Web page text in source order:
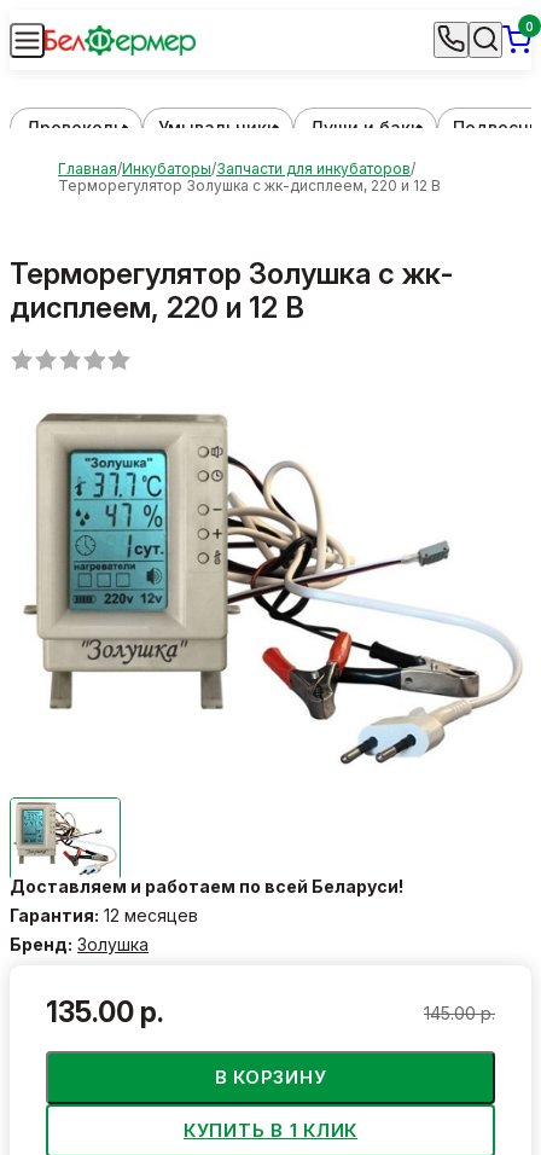
0
Дровоколы Умывальники Души и баки
Главная Инкубаторы Запчасти для инкубаторов
Терморегулятор Золушка с жк-дисплеем, 220 и 12 В
Терморегулятор Золушка с жк-
дисплеем, 220 и 12 В
Доставляем и работаем по всей Беларуси!
Гарантия: 12 месяцев
Бренд: Золушка
135.00 р. 145.00 р.
В КОРЗИНУ
КУПИТЬ В 1 КЛИК